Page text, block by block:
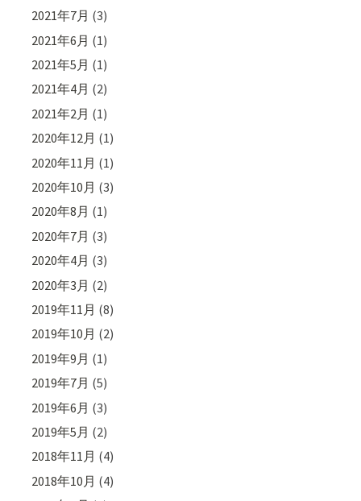
2021年7月 (3)
2021年6月 (1)
2021年5月 (1)
2021年4月 (2)
2021年2月 (1)
2020年12月 (1)
2020年11月 (1)
2020年10月 (3)
2020年8月 (1)
2020年7月 (3)
2020年4月 (3)
2020年3月 (2)
2019年11月 (8)
2019年10月 (2)
2019年9月 (1)
2019年7月 (5)
2019年6月 (3)
2019年5月 (2)
2018年11月 (4)
2018年10月 (4)